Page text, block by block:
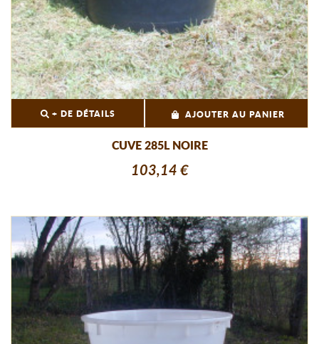
+ DE DÉTAILS AJOUTER AU PANIER
CUVE 285L NOIRE
103,14 €